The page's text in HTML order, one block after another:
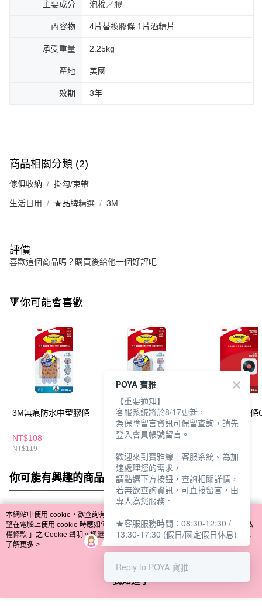
主要成分 泡棉／膠
內容物 4片替換膠條 1片酒精片
承受重量 2.25kg
產地 美國
效期 3年
商品相關分類 (2)
傢俱收納 掛勾/束帶
生活日用 ★品牌精選 3M
評價
喜歡這個商品嗎？購買後給他一個好評吧
🔻你可能會喜歡
3M無痕防水中型膠條
NT$108
NT$119
3M無痕防水小型膠條
NT$108
3M無痕雙面膠條
包-大型
你可能有興趣的商品 全站排行
熱門標籤
本網站中使用 cookie，欲查詢有關本網站使用 cookie 方式之詳情，及若您不希
望在電腦上使用 cookie 時應如何變更電腦的 cookie 設定，請參閱本網站「
隱私
權條款 」之 Cookie 聲明。您繼續使用本網站即表示您同意本公司得按本網站使
用條款之 Cookie 聲明使用 cookie。
了解更多 >
我知道了
POYA 寶雅
【重要通知】
客服系統將於8/17更新，
為保障留言資訊可保留查詢，請先
登入會員帳號留言。
歡迎來到寶雅線上客服系統。為加
速處理您的需求，
請點選下方按鈕，查詢相關詳情，
若無欲查詢資訊，可直接留言，由
專人為您服務。
★客服服務時間：08:30-12:30 /
13:30-17:30 (假日/國定假日休息)
Reply to POYA 寶雅